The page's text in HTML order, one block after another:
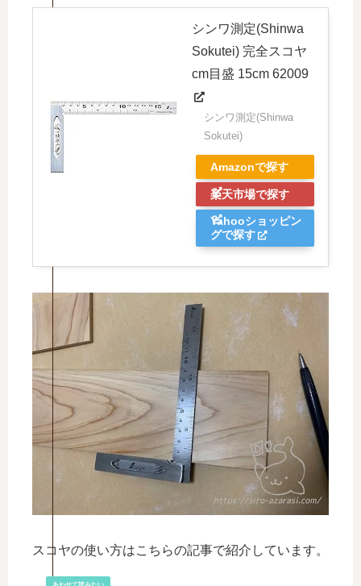
シンワ測定(Shinwa
Sokutei) 完全スコヤ
cm目盛 15cm 62009
シンワ測定(Shinwa
Sokutei)
Amazonで探す
楽天市場で探す
Yahooショッピン
グで探す
スコヤの使い方はこちらの記事で紹介しています。